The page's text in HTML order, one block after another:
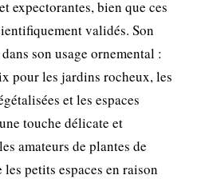
expectorantes, bien que ces
validés. Son
son usage ornemental :
pour les jardins rocheux, les
et les espaces
touche délicate et
amateurs de plantes de
petits espaces en raison